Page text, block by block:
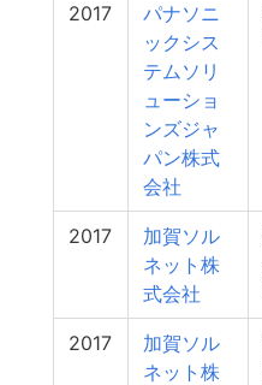
2017
パナソニ
ックシス
テムソリ
ューショ
ンズジャ
パン株式
会社
2017
加賀ソル
ネット株
式会社
2017
加賀ソル
ネット株